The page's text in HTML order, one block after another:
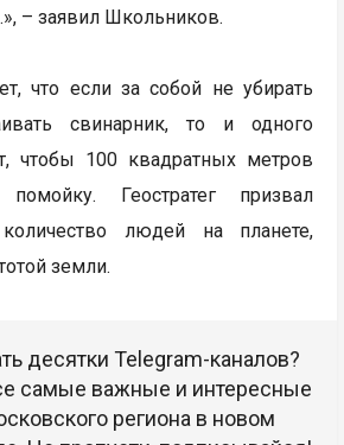
– заявил Школьников.
что если за собой не убирать
свинарник, то и одного
чтобы 100 квадратных метров
Геостратег призвал
людей на планете,
земли.
десятки Telegram-каналов?
самые важные и интересные
региона в новом